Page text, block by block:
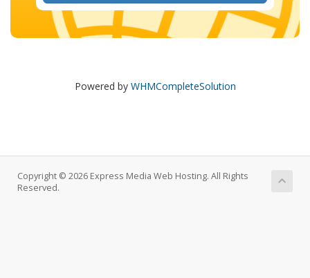
Powered by WHMCompleteSolution
Copyright © 2026 Express Media Web Hosting. All Rights
Reserved.